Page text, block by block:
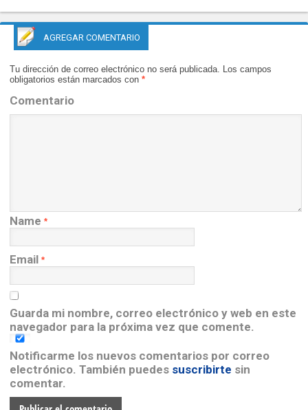
AGREGAR COMENTARIO
Tu dirección de correo electrónico no será publicada. Los campos
obligatorios están marcados con *
Comentario
Name *
Email *
Guarda mi nombre, correo electrónico y web en este
navegador para la próxima vez que comente.
Notificarme los nuevos comentarios por correo
electrónico. También puedes suscribirte sin
comentar.